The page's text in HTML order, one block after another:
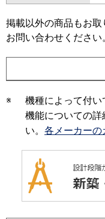
日立
三菱重工
パナソニック
三菱電機
日立
掲載以外の商品もお取
お問い合わせください
※
機種によって付い
機能についての詳
い。 各メーカー